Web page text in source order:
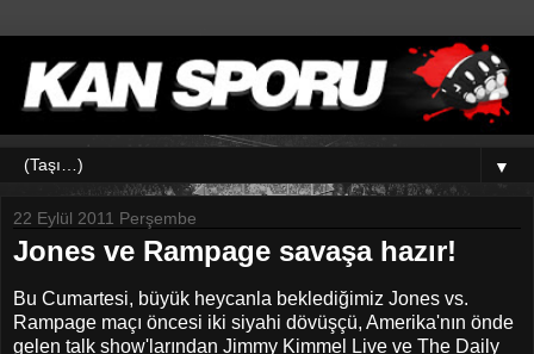
▼
22 Eylül 2011 Perşembe
Jones ve Rampage savaşa hazır!
Bu Cumartesi, büyük heycanla beklediğimiz Jones vs.
Rampage maçı öncesi iki siyahi dövüşçü, Amerika'nın önde
gelen talk show'larından Jimmy Kimmel Live ve The Daily